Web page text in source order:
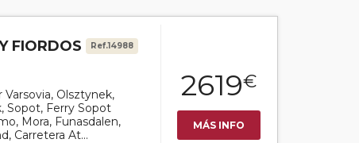
FIORDOS Ref.14988
Varsovia, Olsztynek,
Sopot, Ferry Sopot
Mora, Funasdalen,
Carretera At...
2619€
MÁS INFO